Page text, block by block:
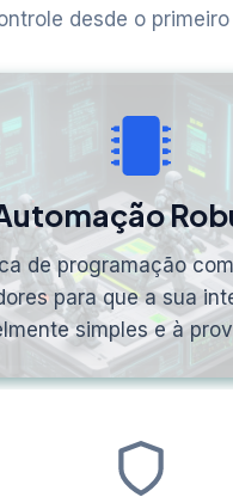
desde o
de programação
para que a sua
simples e à